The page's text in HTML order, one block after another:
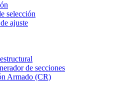
selección
ajuste
de secciones
Armado (CR)